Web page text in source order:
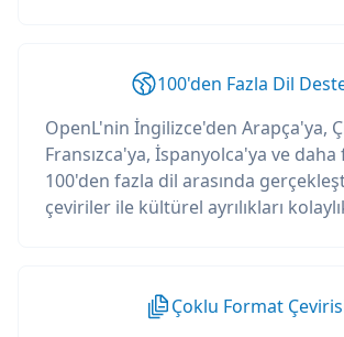
100'den Fazla Dil
OpenL'nin İngilizce'den Arapça'ya,
Fransızca'ya, İspanyolca'ya ve daha
100'den fazla dil arasında
çeviriler ile kültürel ayrılıkları
Çoklu Format